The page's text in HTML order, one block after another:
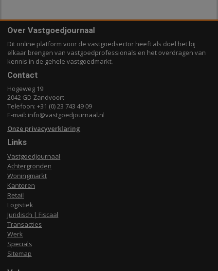
Over Vastgoedjournaal
Dit online platform voor de vastgoedsector heeft als doel het bij
elkaar brengen van vastgoedprofessionals en het overdragen van
kennis in de gehele vastgoedmarkt.
Contact
Hogeweg 19
2042 GD Zandvoort
Telefoon: +31 (0) 23 743 49 09
E-mail: info@vastgoedjournaal.nl
Onze privacyverklaring
Links
Vastgoedjournaal
Achtergronden
Woningmarkt
Kantoren
Retail
Logistiek
Juridisch | Fiscaal
Transacties
Werk
Specials
Sitemap